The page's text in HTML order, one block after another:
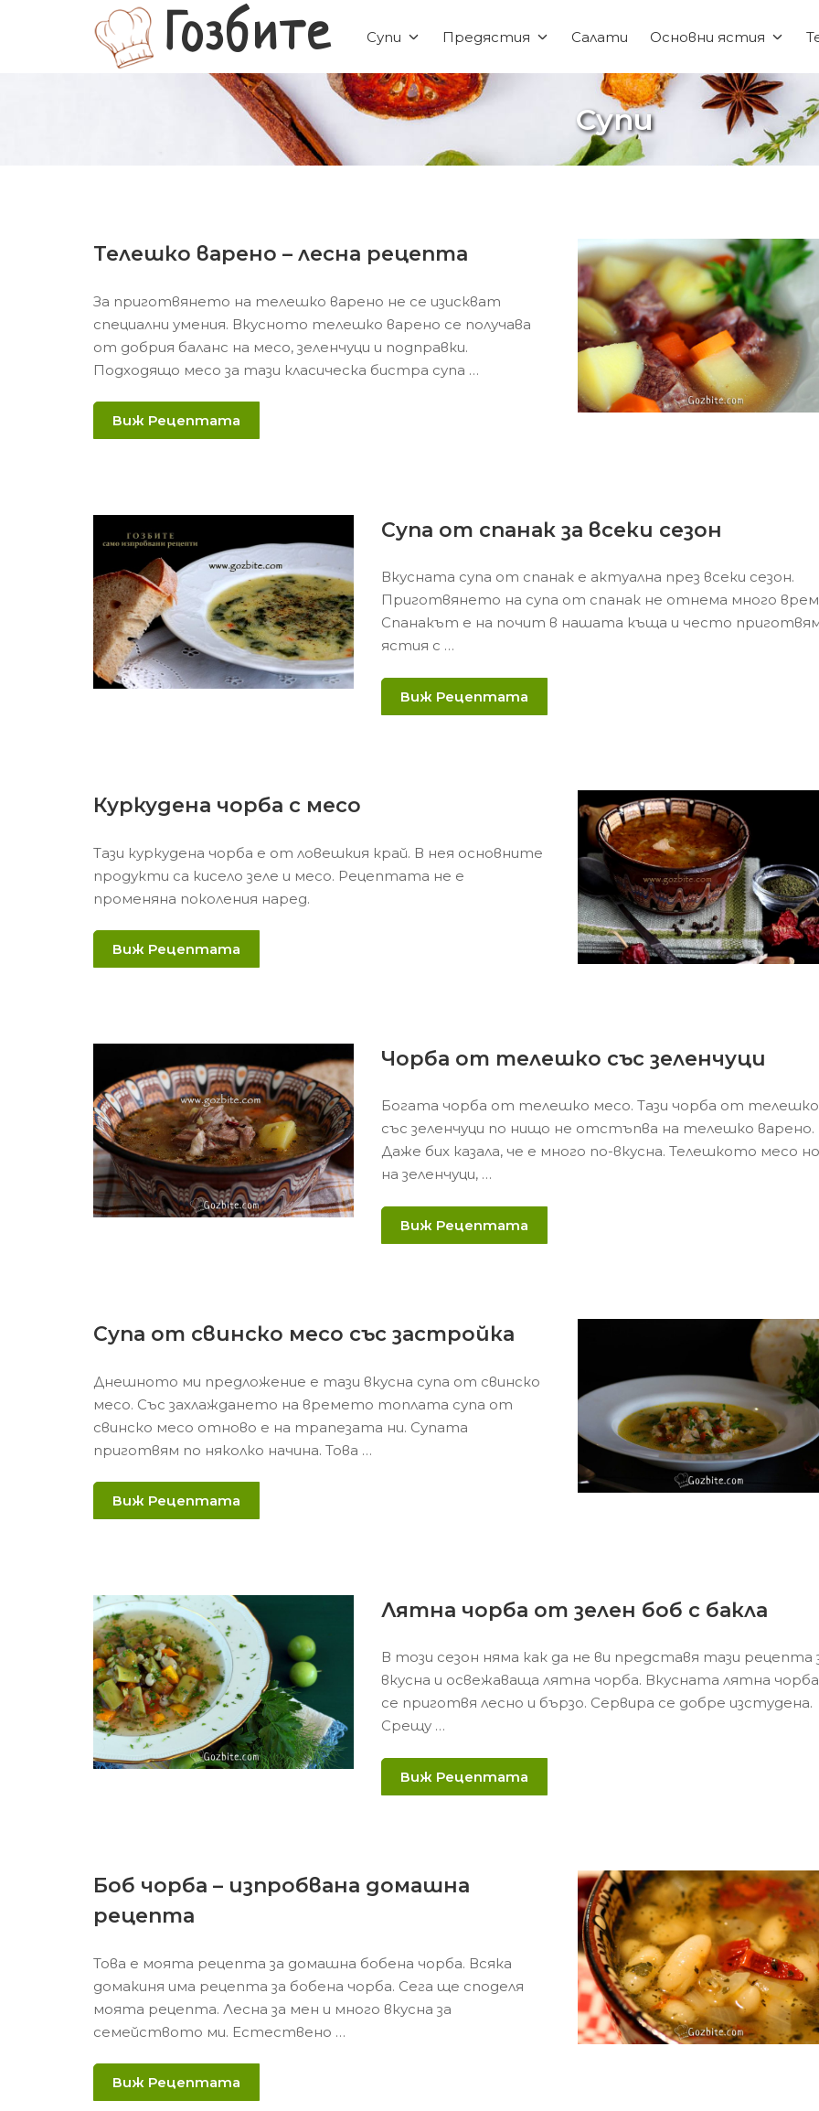
съдържанието
Гозбите Супи Предястия Салати Основни ястия
Супи
Телешко варено – лесна рецепта
За приготвянето на телешко варено не се изискват
специални умения. Вкусното телешко варено се получава
от добрия баланс на месо, зеленчуци и подправки.
Подходящо месо за тази класическа бистра супа …
Виж Рецептата
Супа от спанак за всеки сезон
Вкусната супа от спанак е актуална през всеки сезон.
Приготвянето на супа от спанак не отнема много
Спанакът е на почит в нашата къща и често
ястия с …
Виж Рецептата
Куркудена чорба с месо
Тази куркудена чорба е от ловешкия край. В нея основните
продукти са кисело зеле и месо. Рецептата не е
променяна поколения наред.
Виж Рецептата
Чорба от телешко със зеленчуци
Богата чорба от телешко месо. Тази чорба от телешко
със зеленчуци по нищо не отстъпва на телешко варено.
Даже бих казала, че е много по-вкусна. Телешкото месо
на зеленчуци, …
Виж Рецептата
Супа от свинско месо със застройка
Днешното ми предложение е тази вкусна супа от свинско
месо. Със захлаждането на времето топлата супа от
свинско месо отново е на трапезата ни. Супата
приготвям по няколко начина. Това …
Виж Рецептата
Лятна чорба от зелен боб с бакла
В този сезон няма как да не ви представя тази рецепта
вкусна и освежаваща лятна чорба. Вкусната лятна чорба
се приготвя лесно и бързо. Сервира се добре изстудена.
Срещу …
Виж Рецептата
Боб чорба – изпробвана домашна
рецепта
Това е моята рецепта за домашна бобена чорба. Всяка
домакиня има рецепта за бобена чорба. Сега ще споделя
моята рецепта. Лесна за мен и много вкусна за
семейството ми. Естествено …
Виж Рецептата